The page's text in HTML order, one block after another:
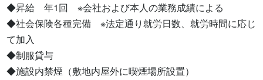
◆昇給　年1回　※会社および本人の業務成績による
◆社会保険各種完備　※法定通り就労日数、就労時間に応じ
て加入
◆制服貸与
◆施設内禁煙（敷地内屋外に喫煙場所設置）